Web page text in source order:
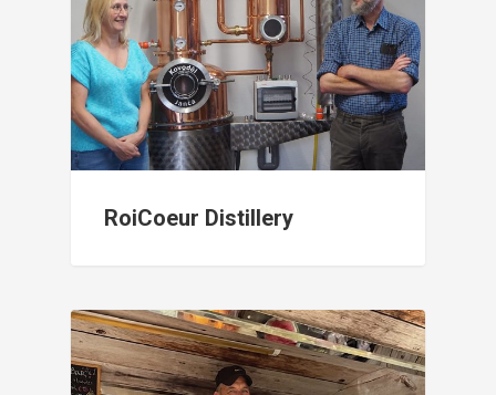
RoiCoeur Distillery